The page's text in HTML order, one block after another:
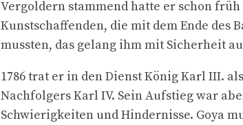
Vergoldern stammend hatte er schon
Kunstschaffenden, die mit dem Ende des
mussten, das gelang ihm mit Sicherheit
1786 trat er in den Dienst König Karl III.
Nachfolgers Karl IV. Sein Aufstieg war
Schwierigkeiten und Hindernisse. Goya